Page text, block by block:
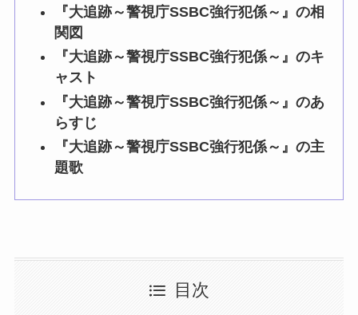
『大追跡～警視庁SSBC強行犯係～』の相
関図
『大追跡～警視庁SSBC強行犯係～』のキ
ャスト
『大追跡～警視庁SSBC強行犯係～』のあ
らすじ
『大追跡～警視庁SSBC強行犯係～』の主
題歌
目次